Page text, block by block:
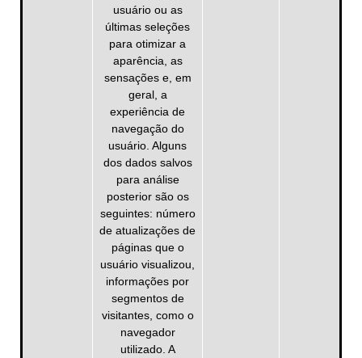
usuário ou as
últimas seleções
para otimizar a
aparência, as
sensações e, em
geral, a
experiência de
navegação do
usuário. Alguns
dos dados salvos
para análise
posterior são os
seguintes: número
de atualizações de
páginas que o
usuário visualizou,
informações por
segmentos de
visitantes, como o
navegador
utilizado. A